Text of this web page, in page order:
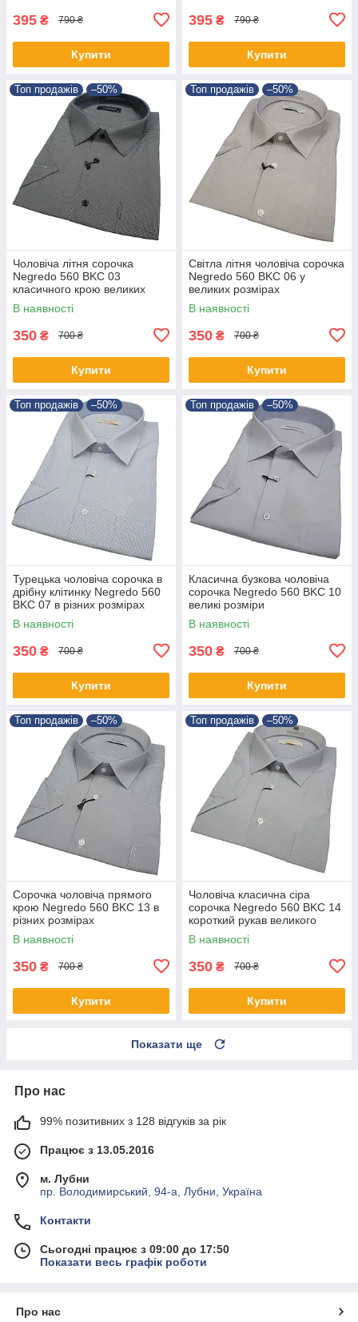
395 ₴ 790 ₴
Купити
395 ₴ 790 ₴
Купити
Топ продажів –50%
Чоловіча літня сорочка
Negredo 560 BKC 03
класичного крою великих
розмірів
В наявності
350 ₴ 700 ₴
Купити
Топ продажів –50%
Світла літня чоловіча сорочка
Negredo 560 BKC 06 у
великих розмірах
В наявності
350 ₴ 700 ₴
Купити
Топ продажів –50%
Турецька чоловіча сорочка в
дрібну клітинку Negredo 560
BKC 07 в різних розмірах
В наявності
350 ₴ 700 ₴
Купити
Топ продажів –50%
Класична бузкова чоловіча
сорочка Negredo 560 BKC 10
великі розміри
В наявності
350 ₴ 700 ₴
Купити
Топ продажів –50%
Сорочка чоловіча прямого
крою Negredo 560 BKC 13 в
різних розмірах
В наявності
350 ₴ 700 ₴
Купити
Топ продажів –50%
Чоловіча класична сіра
сорочка Negredo 560 BKC 14
короткий рукав великого
розміру
В наявності
350 ₴ 700 ₴
Купити
Показати ще
Про нас
99% позитивних з 128 відгуків за рік
Працює з 13.05.2016
м. Лубни
пр. Володимирський, 94-а, Лубни, Україна
Контакти
Сьогодні працює з 09:00 до 17:50
Показати весь графік роботи
Про нас